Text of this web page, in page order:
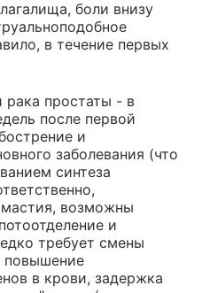
боли внизу
в течение первых
рака простаты - в
после первой
и
заболевания (что
синтеза
возможны
и
требует смены
повышение
в крови, задержка